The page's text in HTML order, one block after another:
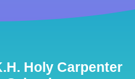
Holy Carpenter